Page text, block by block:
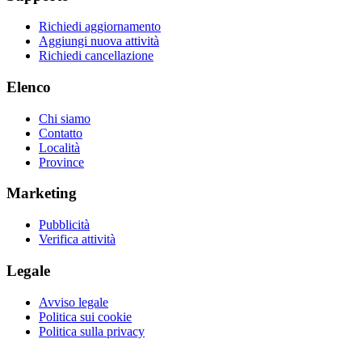
Richiedi aggiornamento
Aggiungi nuova attività
Richiedi cancellazione
Elenco
Chi siamo
Contatto
Località
Province
Marketing
Pubblicità
Verifica attività
Legale
Avviso legale
Politica sui cookie
Politica sulla privacy